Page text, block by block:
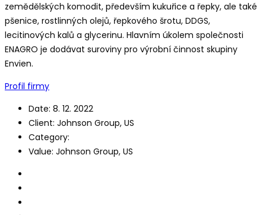
zemědělských komodit, především kukuřice a řepky, ale také
pšenice, rostlinných olejů, řepkového šrotu, DDGS,
lecitinových kalů a glycerinu. Hlavním úkolem společnosti
ENAGRO je dodávat suroviny pro výrobní činnost skupiny
Envien.
Profil firmy
Date: 8. 12. 2022
Client: Johnson Group, US
Category:
Value: Johnson Group, US